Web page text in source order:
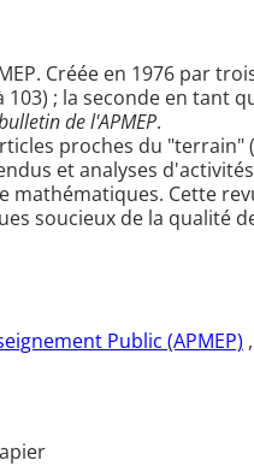
Créée en 1976 par
; la seconde en tant
de l'APMEP.
proches du "terrain"
et analyses
Cette
soucieux de la qualité
Public (APMEP)